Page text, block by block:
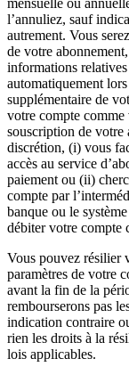
l’annuliez, sauf
autrement. Vous
de votre
informations
automatiquement
supplémentaire de
votre compte comme
souscription de votre
discrétion, (i) vous
accès au service
paiement ou (ii)
compte par
banque ou le
débiter votre compte
Vous pouvez résilier
paramètres de votre
avant la fin de la
rembourserons pas
indication contraire
rien les droits à la
lois applicables.